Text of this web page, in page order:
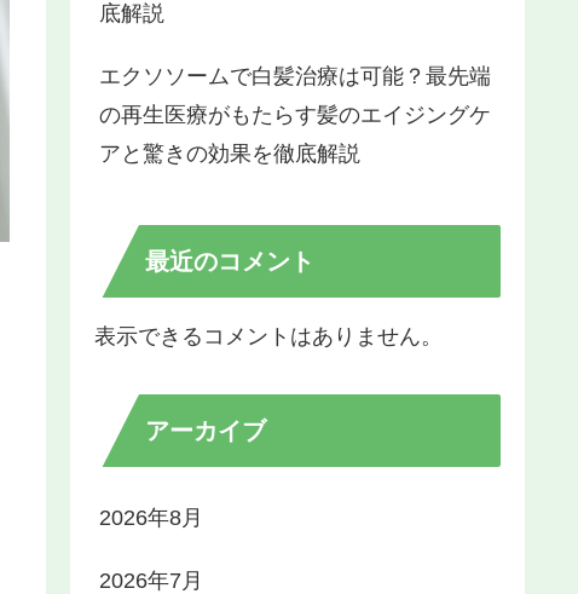
底解説
エクソソームで白髪治療は可能？最先端
の再生医療がもたらす髪のエイジングケ
アと驚きの効果を徹底解説
最近のコメント
表示できるコメントはありません。
アーカイブ
2026年8月
2026年7月